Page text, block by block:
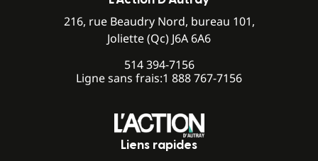
216, rue Beaudry Nord, bureau 101,
Joliette (Qc) J6A 6A6
514 394-7156
Ligne sans frais:1 888 767-7156
Liens rapides